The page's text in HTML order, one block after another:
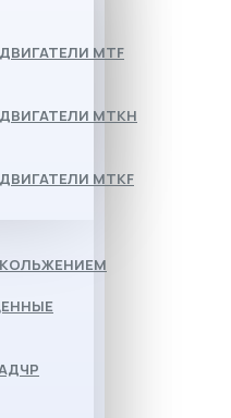
MTF
МТКН
MTKF